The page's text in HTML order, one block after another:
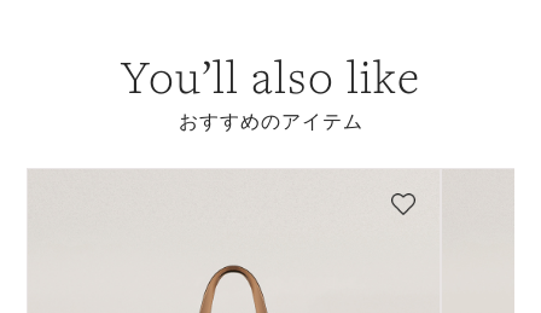
You’ll also like
おすすめのアイテム